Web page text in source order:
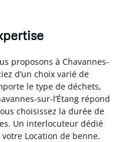
proposons à Chavannes-
d’un choix varié de
le type de déchets,
sur-l’Étang répond
choisissez la durée de
Un interlocuteur dédié
Location de benne.